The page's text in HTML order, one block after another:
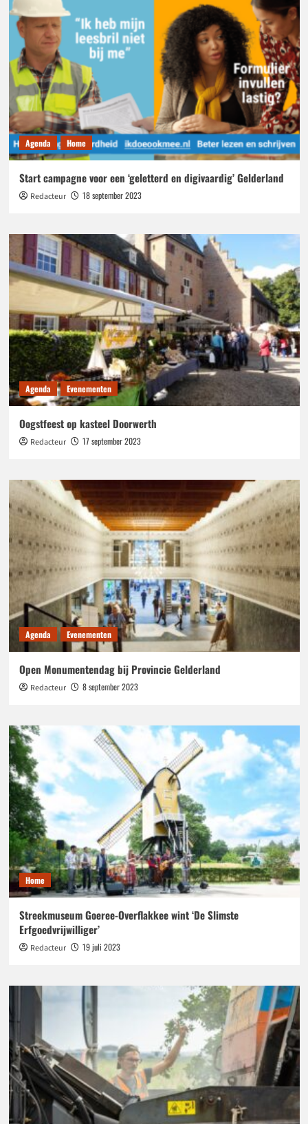
Night
Agenda Home
Start campagne voor een ‘geletterd en digivaardig’ Gelderland
Redacteur 18 september 2023
Agenda Evenementen
Oogstfeest op kasteel Doorwerth
Redacteur 17 september 2023
Agenda Evenementen
Open Monumentendag bij Provincie Gelderland
Redacteur 8 september 2023
Home
Streekmuseum Goeree-Overflakkee wint ‘De Slimste
Erfgoedvrijwilliger’
Redacteur 19 juli 2023